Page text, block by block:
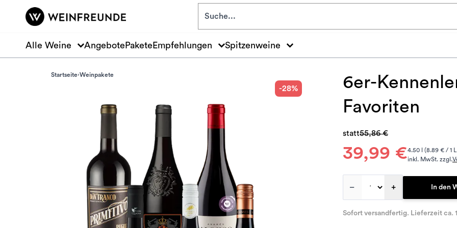
Zum Hauptinhalt springen
Alle Weine Angebote Pakete Empfehlungen Spitzenweine
Startseite Weinpakete
-28%
6er-
Favoriten
39,99 €
statt55,86 €
4.50 l (8.89 € / 1
inkl. MwSt. zzgl.
– + In den
Sofort versandfertig. Lieferzeit ca.